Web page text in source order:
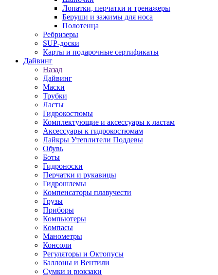
Лопатки, перчатки и тренажеры
Беруши и зажимы для носа
Полотенца
Ребризеры
SUP-доски
Карты и подарочные сертификаты
Дайвинг
Назад
Дайвинг
Маски
Трубки
Ласты
Гидрокостюмы
Комплектующие и аксессуары к ластам
Аксессуары к гидрокостюмам
Лайкры Утеплители Поддевы
Обувь
Боты
Гидроноски
Перчатки и рукавицы
Гидрошлемы
Компенсаторы плавучести
Грузы
Приборы
Компьютеры
Компасы
Манометры
Консоли
Регуляторы и Октопусы
Баллоны и Вентили
Сумки и рюкзаки